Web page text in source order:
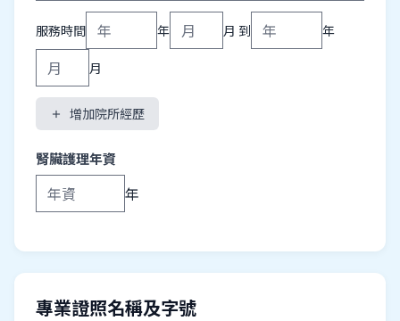
服務時間 年 月 到 年
月
add 增加院所經歷
腎臟護理年資
年
專業證照名稱及字號